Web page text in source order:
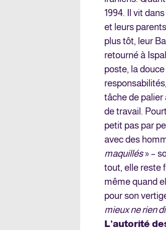
1994. Il vit
et leurs
plus tôt, leur
retourné à
poste, la
tâche de palier
de travail.
petit pas par
avec des
maquillés» –
tout, elle reste
même quand
pour son
mieux ne rien
L’autorité